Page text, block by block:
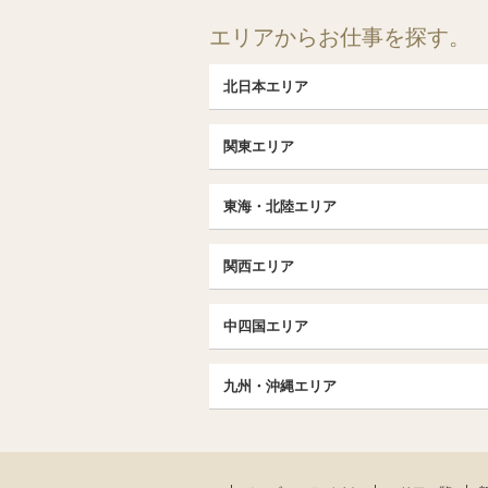
エリアからお仕事を探す。
北日本エリア
北海道（札幌・旭川・函館）
福島 (いわき・郡山)
茨城（水戸・取手）
関東エリア
大宮・浦和・川口
千葉TOP
東京TOP
東海・北陸エリア
愛知（名古屋）
名古屋TOP
名古屋・名駅・太閤通
春日井・豊田・東海
関西エリア
京都駅・伏見区
三条・京都市役所前
大阪エリア
梅田・北新地
難波（なんば）
中四国エリア
広島
九州・沖縄エリア